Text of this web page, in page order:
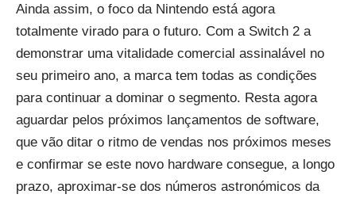
Ainda assim, o foco da Nintendo está agora
totalmente virado para o futuro. Com a Switch 2 a
demonstrar uma vitalidade comercial assinalável no
seu primeiro ano, a marca tem todas as condições
para continuar a dominar o segmento. Resta agora
aguardar pelos próximos lançamentos de software,
que vão ditar o ritmo de vendas nos próximos meses
e confirmar se este novo hardware consegue, a longo
prazo, aproximar-se dos números astronómicos da